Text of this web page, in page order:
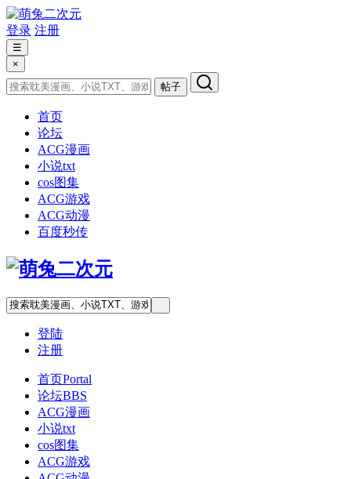
登录 注册
☰
×
帖子
首页
论坛
ACG漫画
小说txt
cos图集
ACG游戏
ACG动漫
百度秒传
登陆
注册
首页Portal
论坛BBS
ACG漫画
小说txt
cos图集
ACG游戏